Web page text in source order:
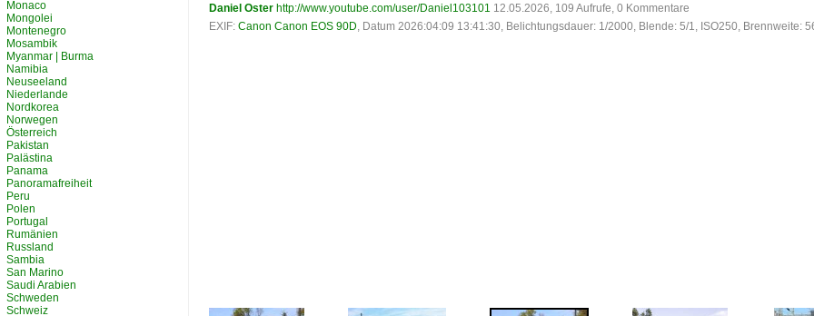
Daniel Oster http://www.youtube.com/user/Daniel103101 12.05.2026, 109 Aufrufe, 0 Kommentare
EXIF: Canon Canon EOS 90D, Datum 2026:04:09 13:41:30, Belichtungsdauer: 1/2000, Blende: 5/1, ISO250, Brennweite:
Monaco
Mongolei
Montenegro
Mosambik
Myanmar | Burma
Namibia
Neuseeland
Niederlande
Nordkorea
Norwegen
Österreich
Pakistan
Palästina
Panama
Panoramafreiheit
Peru
Polen
Portugal
Rumänien
Russland
Sambia
San Marino
Saudi Arabien
Schweden
Schweiz